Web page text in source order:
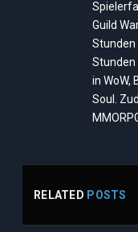
Guild
Stunden
Stunden
in WoW,
Soul.
RELATED POSTS